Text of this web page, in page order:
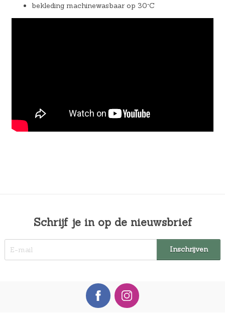
bekleding machinewasbaar op 30°C
Schrijf je in op de nieuwsbrief